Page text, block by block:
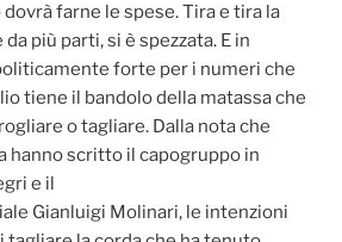
farne le spese. Tira e tira la
più parti, si è spezzata. E in
forte per i numeri che
tiene il bandolo della matassa che
o tagliare. Dalla nota che
hanno scritto il capogruppo in
e il
Gianluigi Molinari, le intenzioni